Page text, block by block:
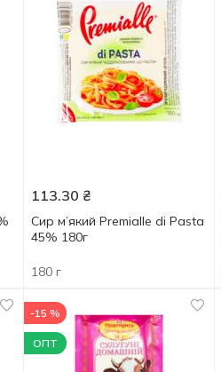
113.30 ₴
Сир м’який Premialle di Pasta
45% 180г
180 г
-15 %
ОПТ